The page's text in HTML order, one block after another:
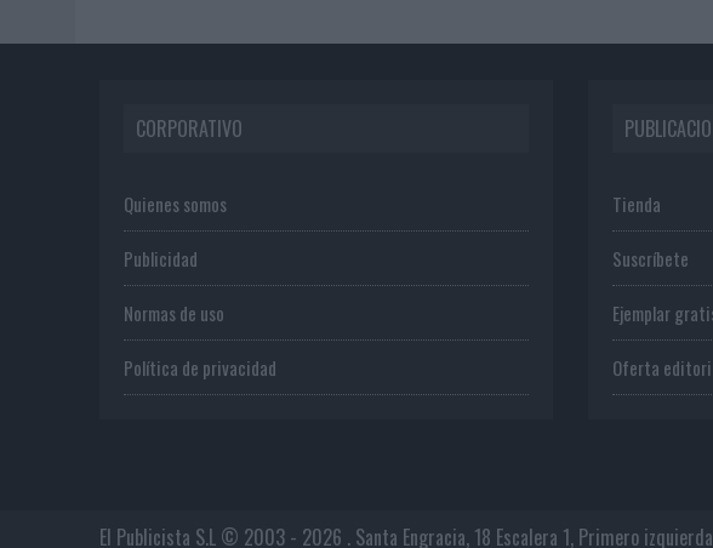
CORPORATIVO
Quienes somos
Publicidad
Normas de uso
Política de privacidad
Tienda
Suscríbete
Ejemplar
Oferta
El Publicista S.L © 2003 - 2026 . Santa Engracia, 18 Escalera 1, Primero